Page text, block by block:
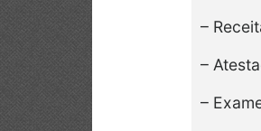
–
–
–